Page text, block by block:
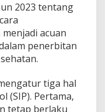
2023 tentang
acuan
penerbitan
tiga hal
(SIP). Pertama,
tetap berlaku